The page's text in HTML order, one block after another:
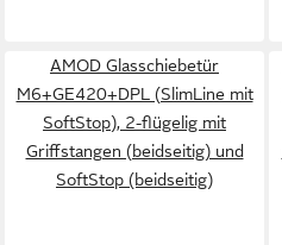
AMOD Glasschiebetür
M6+GE420+DPL (SlimLine mit
SoftStop), 2-flügelig mit
Griffstangen (beidseitig) und
SoftStop (beidseitig)